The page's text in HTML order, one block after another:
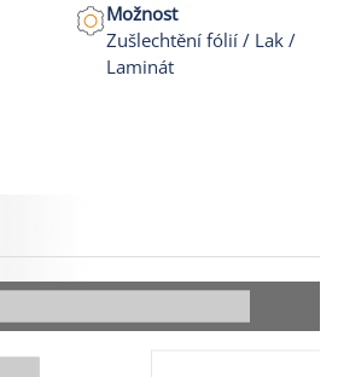
Možnost
Zušlechtění fólií / Lak /
Laminát